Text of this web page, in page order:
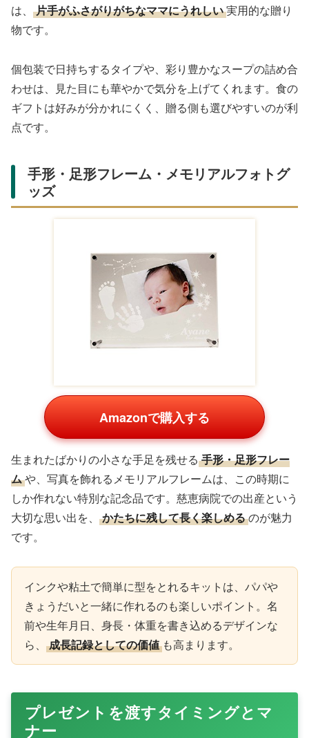
は、
片手がふさがりがちなママにうれしい実用的な贈り
物です。
個包装で日持ちするタイプや、彩り豊かなスープの詰め合
わせは、見た目にも華やかで気分を上げてくれます。食の
ギフトは好みが分かれにくく、贈る側も選びやすいのが利
点です。
手形・足形フレーム・メモリアルフォトグ
ッズ
Amazonで購入する
生まれたばかりの小さな手足を残せる 手形・足形フレー
ムや、写真を飾れるメモリアルフレームは、この時期に
しか作れない特別な記念品です。慈恵病院での出産という
大切な思い出を、
かたちに残して長く楽しめるのが魅力
です。
インクや粘土で簡単に型をとれるキットは、パパや
きょうだいと一緒に作れるのも楽しいポイント。名
前や生年月日、身長・体重を書き込めるデザインな
ら、
成長記録としての価値 も高まります。
プレゼントを渡すタイミングとマ
ナー